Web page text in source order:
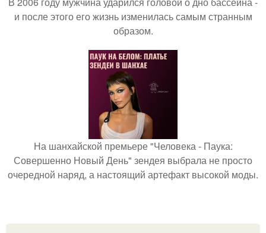
и после этого его жизнь изменилась самым странным
образом.
На шанхайской премьере "Человека - Паука:
Совершенно Новый День" зендея выбрала не просто
очередной наряд, а настоящий артефакт высокой моды.